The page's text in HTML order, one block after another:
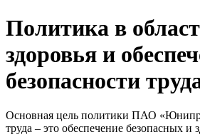
Политика в
здоровья и
безопасности
Основная цель политики ПАО
труда – это обеспечение безопасных и